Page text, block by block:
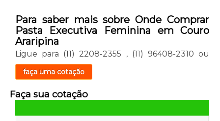
Para saber mais sobre Onde Comprar
Pasta Executiva Feminina em Couro
Araripina
Ligue para (11) 2208-2355 , (11) 96408-2310 ou
faça uma cotação
Faça sua cotação